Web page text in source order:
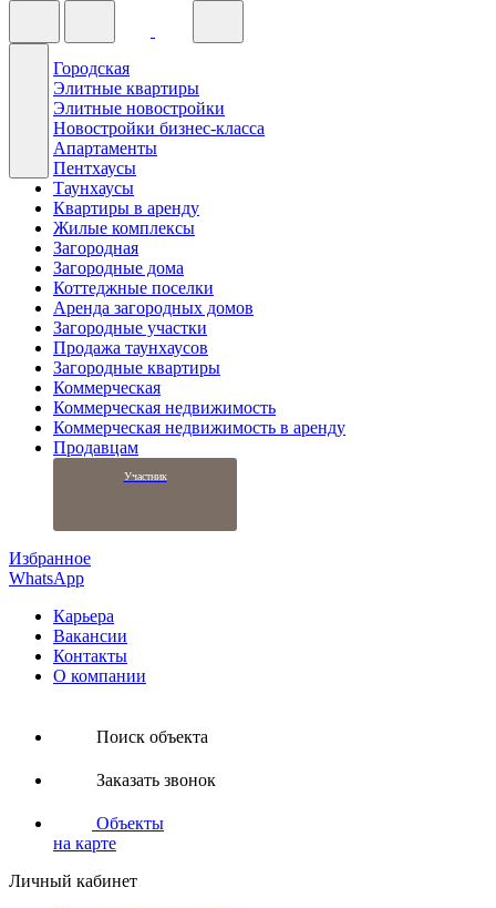
Городская
Элитные квартиры
Элитные новостройки
Новостройки бизнес-класса
Апартаменты
Пентхаусы
Таунхаусы
Квартиры в аренду
Жилые комплексы
Загородная
Загородные дома
Коттеджные поселки
Аренда загородных домов
Загородные участки
Продажа таунхаусов
Загородные квартиры
Коммерческая
Коммерческая недвижимость
Коммерческая недвижимость в аренду
Продавцам
Участник
Избранное
WhatsApp
Карьера
Вакансии
Контакты
О компании
Поиск объекта
Заказать звонок
Объекты
на карте
Личный кабинет